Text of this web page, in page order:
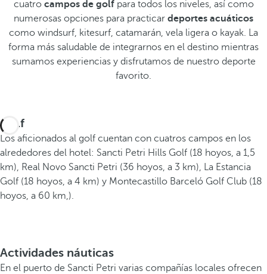
cuatro campos de golfpara todos los niveles, así como
numerosas opciones para practicar deportes acuáticos
como windsurf, kitesurf, catamarán, vela ligera o kayak. La
forma más saludable de integrarnos en el destino mientras
sumamos experiencias y disfrutamos de nuestro deporte
favorito.
Golf
Los aficionados al golf cuentan con cuatros campos en los
alrededores del hotel: Sancti Petri Hills Golf (18 hoyos, a 1,5
km), Real Novo Sancti Petri (36 hoyos, a 3 km), La Estancia
Golf (18 hoyos, a 4 km) y Montecastillo Barceló Golf Club (18
hoyos, a 60 km,).
Actividades náuticas
En el puerto de Sancti Petri varias compañías locales ofrecen